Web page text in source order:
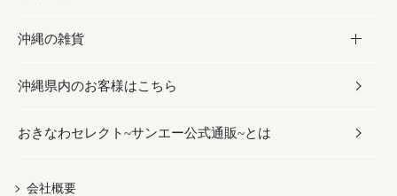
乾物／粉類
しょうゆ
みそ
だし／スパイス／島唐辛子
伝統菓子
スナック
おつまみ
紅芋
ビール・チューハイ
ワイン・ウィスキー・カクテル
ドリンク
茶葉
スキンケア
ボディケア
ヘアケア
UVケア
かりゆしウェア
メンズ
レディース
沖縄の雑貨
雑貨
沖縄ファッション
伝統工芸品
沖縄県内のお客様はこちら
おきなわセレクト~サンエー公式通販~とは
会社概要